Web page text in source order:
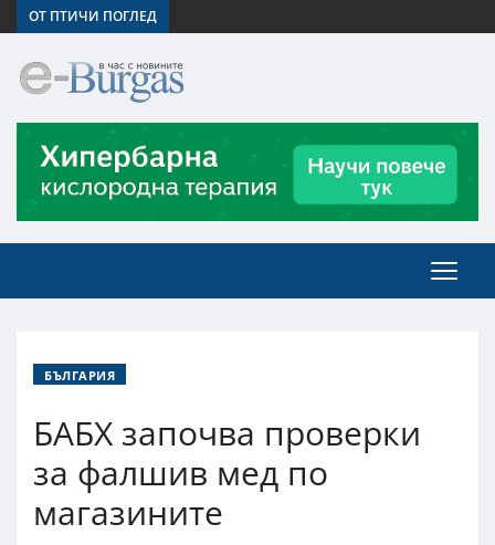
ОТ ПТИЧИ ПОГЛЕД
БЪЛГАРИЯ
БАБХ започва проверки
за фалшив мед по
магазините